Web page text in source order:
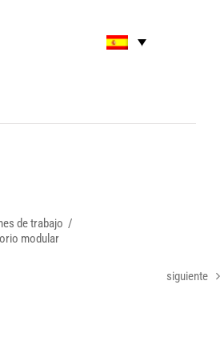
Support
de trabajo
modular
siguiente